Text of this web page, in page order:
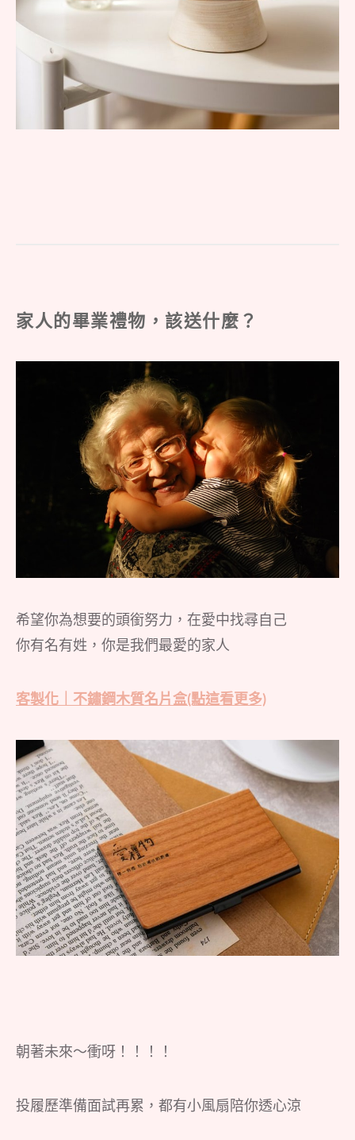
家人的畢業禮物，該送什麼？
希望你為想要的頭銜努力，在愛中找尋自己
你有名有姓，你是我們最愛的家人
客製化｜不鏽鋼木質名片盒(點這看更多)
朝著未來～衝呀！！！！
投履歷準備面試再累，都有小風扇陪你透心涼